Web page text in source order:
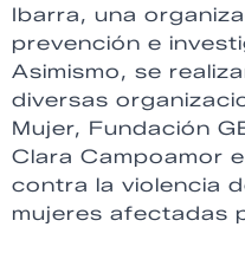
Ibarra, una
prevención e
Asimismo, se
diversas
Mujer, Fundación
Clara Campoamor
contra la violencia
mujeres afectadas